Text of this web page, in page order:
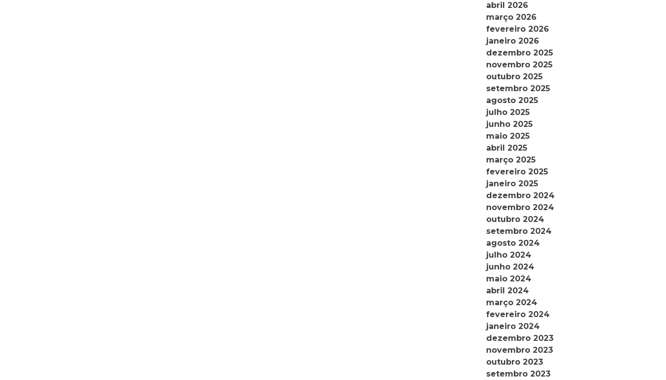
abril 2026
março 2026
fevereiro 2026
janeiro 2026
dezembro 2025
novembro 2025
outubro 2025
setembro 2025
agosto 2025
julho 2025
junho 2025
maio 2025
abril 2025
março 2025
fevereiro 2025
janeiro 2025
dezembro 2024
novembro 2024
outubro 2024
setembro 2024
agosto 2024
julho 2024
junho 2024
maio 2024
abril 2024
março 2024
fevereiro 2024
janeiro 2024
dezembro 2023
novembro 2023
outubro 2023
setembro 2023